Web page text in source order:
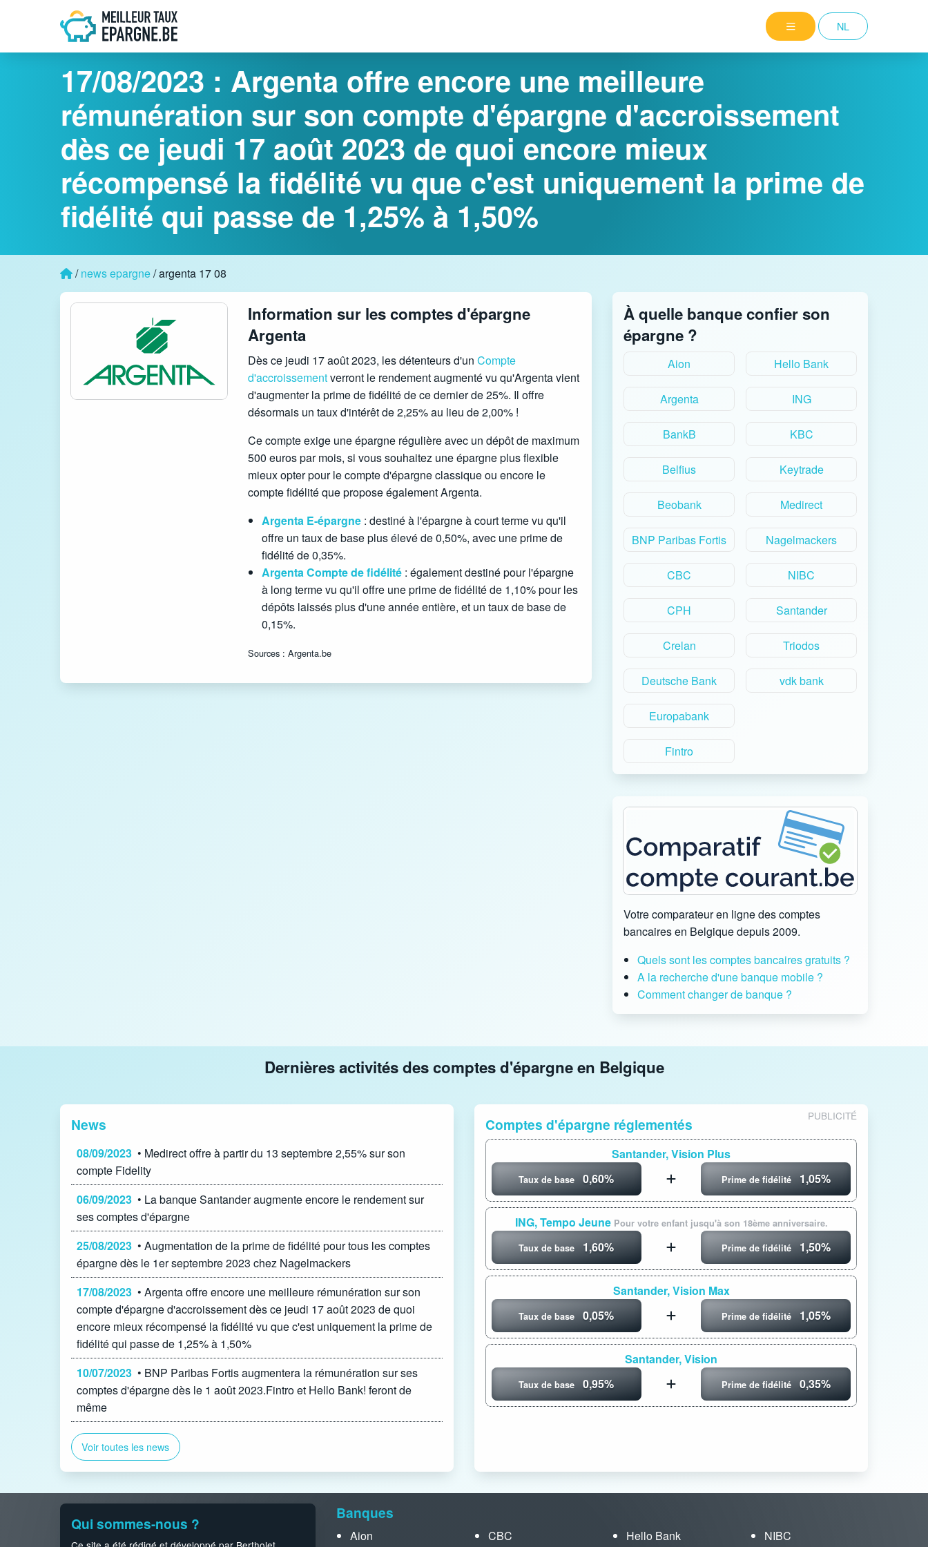
NL
17/08/2023 : Argenta offre encore une meilleure
rémunération sur son compte d'épargne d'accroissement
dès ce jeudi 17 août 2023 de quoi encore mieux
récompensé la fidélité vu que c'est uniquement la prime de
fidélité qui passe de 1,25% à 1,50%
/news epargne/ argenta 17 08
Information sur les comptes d'épargne
Argenta
Dès ce jeudi 17 août 2023, les détenteurs d'un Compte
d'accroissementverront le rendement augmenté vu qu'Argenta vient
d'augmenter la prime de fidélité de ce dernier de 25%. Il offre
désormais un taux d'intérêt de 2,25% au lieu de 2,00% !
Ce compte exige une épargne régulière avec un dépôt de maximum
500 euros par mois, si vous souhaitez une épargne plus flexible
mieux opter pour le compte d'épargne classique ou encore le
compte fidélité que propose également Argenta.
Argenta E-épargne : destiné à l'épargne à court terme vu qu'il
offre un taux de base plus élevé de 0,50%, avec une prime de
fidélité de 0,35%.
Argenta Compte de fidélité : également destiné pour l'épargne
à long terme vu qu'il offre une prime de fidélité de 1,10% pour les
dépôts laissés plus d'une année entière, et un taux de base de
0,15%.
Sources : Argenta.be
À quelle banque confier son
épargne ?
Aion
Argenta
BankB
Belfius
Beobank
BNP Paribas Fortis
CBC
CPH
Crelan
Deutsche Bank
Europabank
Fintro
Hello Bank
ING
KBC
Keytrade
Medirect
Nagelmackers
NIBC
Santander
Triodos
vdk bank
Votre comparateur en ligne des comptes
bancaires en Belgique depuis 2009.
Quels sont les comptes bancaires gratuits ?
A la recherche d'une banque mobile ?
Comment changer de banque ?
Dernières activités des comptes d'épargne en Belgique
News
08/09/2023 • Medirect offre à partir du 13 septembre 2,55% sur son
compte Fidelity
06/09/2023 • La banque Santander augmente encore le rendement sur
ses comptes d'épargne
25/08/2023 • Augmentation de la prime de fidélité pour tous les comptes
épargne dès le 1er septembre 2023 chez Nagelmackers
17/08/2023 • Argenta offre encore une meilleure rémunération sur son
compte d'épargne d'accroissement dès ce jeudi 17 août 2023 de quoi
encore mieux récompensé la fidélité vu que c'est uniquement la prime de
fidélité qui passe de 1,25% à 1,50%
10/07/2023 • BNP Paribas Fortis augmentera la rémunération sur ses
comptes d'épargne dès le 1 août 2023.Fintro et Hello Bank! feront de
même
Voir toutes les news
Comptes d'épargne réglementés PUBLICITÉ
Santander, Vision Plus
Taux de base 0,60% Prime de fidélité 1,05%
ING, Tempo Jeune Pour votre enfant jusqu'à son 18ème anniversaire.
Taux de base
1,60% Prime de fidélité 1,50%
Santander, Vision Max
Taux de base 0,05% Prime de fidélité 1,05%
Santander, Vision
Taux de base 0,95% Prime de fidélité 0,35%
Qui sommes-nous ?
Banques
Aion
CBC
Hello Bank
NIBC